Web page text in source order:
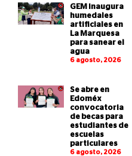
GEM inaugura
humedales
artificiales en
La Marquesa
para sanear el
agua
6 agosto, 2026
Se abre en
Edoméx
convocatoria
de becas para
estudiantes de
escuelas
particulares
6 agosto, 2026